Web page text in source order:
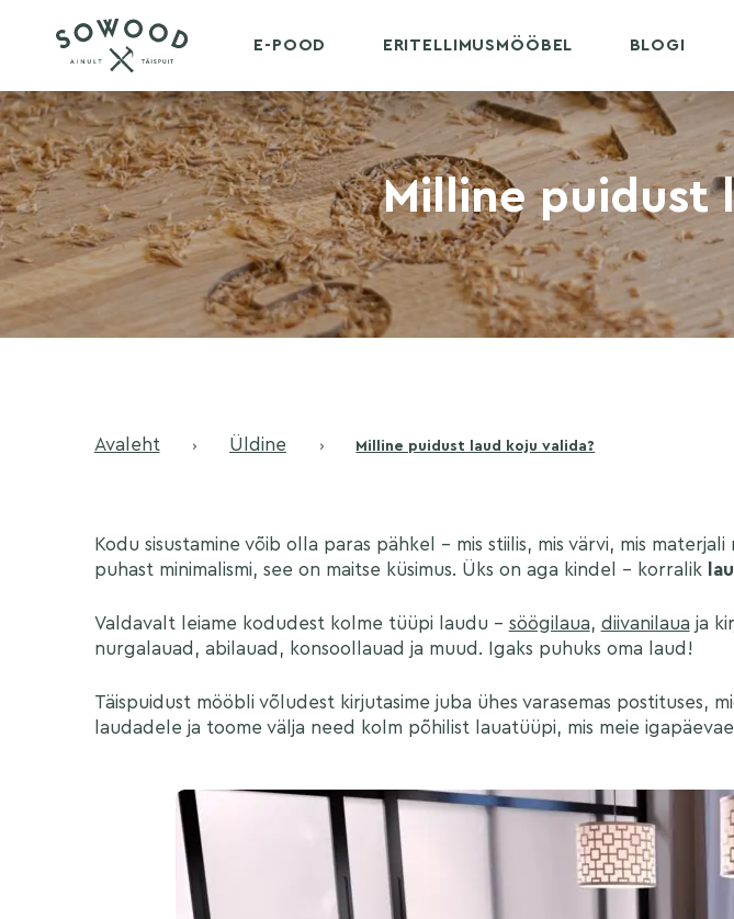
E-POOD ERITELLIMUSMÖÖBEL BLOGI
Milline puidust
Avaleht › Üldine › Milline puidust laud koju valida?
Kodu sisustamine võib olla paras pähkel – mis stiilis, mis värvi, mis
puhast minimalismi, see on maitse küsimus. Üks on aga kindel – korralik
Valdavalt leiame kodudest kolme tüüpi laudu – söögilaua, diivanilaua ja
nurgalauad, abilauad, konsoollauad ja muud. Igaks puhuks oma laud!
Täispuidust mööbli võludest kirjutasime juba ühes varasemas postituses,
laudadele ja toome välja need kolm põhilist lauatüüpi, mis meie